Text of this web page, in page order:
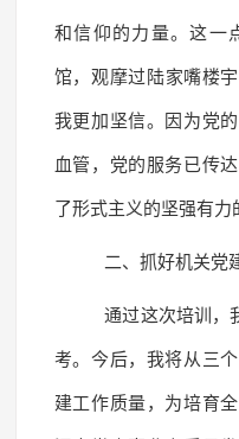
和信仰的力量。这一
馆，观摩过陆家嘴楼
我更加坚信。因为党
血管，党的服务已传
了形式主义的坚强有力
二、抓好机关党
通过这次培训，
考。今后，我将从三
建工作质量，为培育